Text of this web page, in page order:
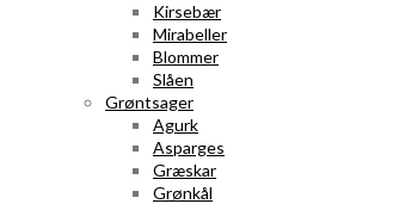
Kirsebær
Mirabeller
Blommer
Slåen
Grøntsager
Agurk
Asparges
Græskar
Grønkål